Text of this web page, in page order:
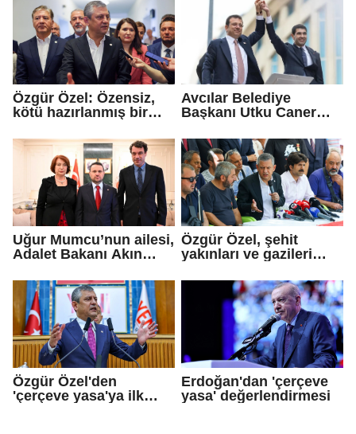
Özgür Özel: Özensiz,
kötü hazırlanmış bir
Avcılar Belediye
Başkanı Utku Caner
kararı
Uğur Mumcu’nun ailesi,
Adalet Bakanı Akın
Özgür Özel, şehit
yakınları ve gazileri
Özgür Özel'den
'çerçeve yasa'ya ilk
Erdoğan'dan 'çerçeve
yasa' değerlendirmesi